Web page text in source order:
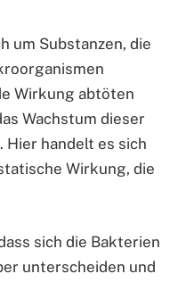
um Substanzen, die
Wirkung abtöten
Wachstum dieser
handelt es sich
Wirkung, die
sich die Bakterien
unterscheiden und